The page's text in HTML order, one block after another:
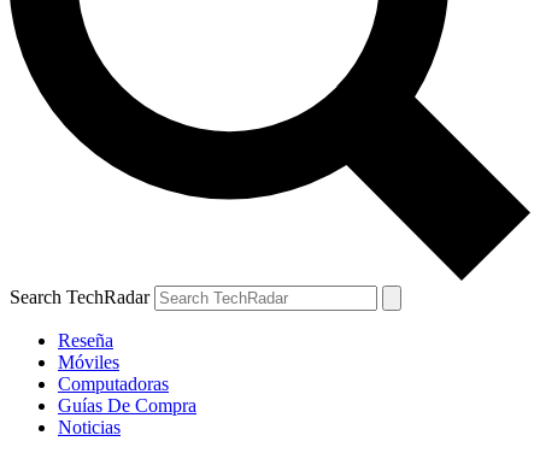
Search TechRadar
Reseña
Móviles
Computadoras
Guías De Compra
Noticias